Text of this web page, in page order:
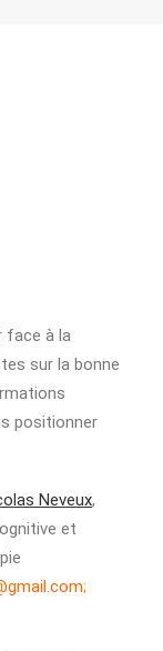
face à la
sur la bonne
positionner
Neveux,
et
;